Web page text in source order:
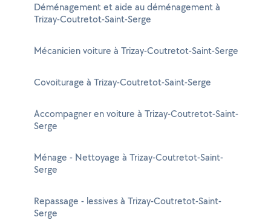
Déménagement et aide au déménagement à
Trizay-Coutretot-Saint-Serge
Mécanicien voiture à Trizay-Coutretot-Saint-Serge
Covoiturage à Trizay-Coutretot-Saint-Serge
Accompagner en voiture à Trizay-Coutretot-Saint-
Serge
Ménage - Nettoyage à Trizay-Coutretot-Saint-
Serge
Repassage - lessives à Trizay-Coutretot-Saint-
Serge